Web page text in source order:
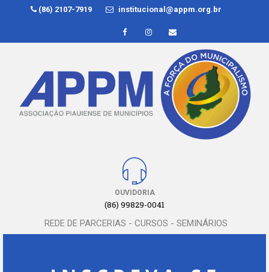
(86) 2107-7919 institucional@appm.org.br
OUVIDORIA
(86) 99829-0041
REDE DE PARCERIAS - CURSOS - SEMINÁRIOS